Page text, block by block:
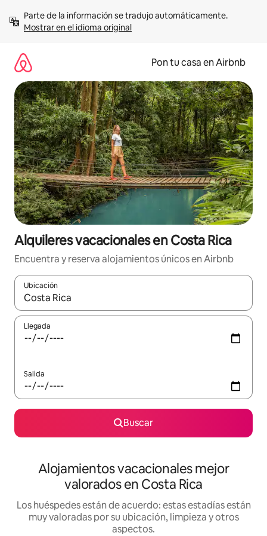
contenidoMostrar en el idioma original
Pon tu casa en Airbnb
Alquileres vacacionales en Costa Rica
Encuentra y reserva alojamientos únicos en Airbnb
Ubicación
Cuando los resultados estén disponibles, navega con las
Llegada
Salida
Buscar
Alojamientos vacacionales mejor
valorados en Costa Rica
Los huéspedes están de acuerdo: estas estadías están
muy valoradas por su ubicación, limpieza y otros
aspectos.